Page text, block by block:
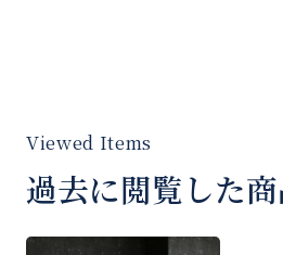
い。地域の風習に合わせた
いただきます。
※写真はイメージとなりま
過去に閲覧した